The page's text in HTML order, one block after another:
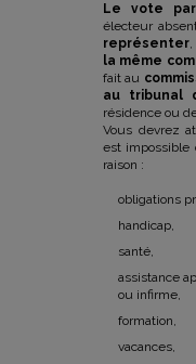
Le vote
électeur
représenter
la même
fait au
au tribunal
résidence ou
Vous devrez
est impossible
raison :
obligations
handicap,
santé,
assistance
ou infirme,
formation,
vacances,